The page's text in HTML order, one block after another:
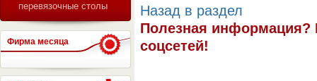
перевязочные столы
Фирма месяца
Назад в раздел
Полезная информация?
соцсетей!